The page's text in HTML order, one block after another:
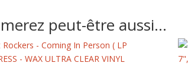
peut-être aussi…